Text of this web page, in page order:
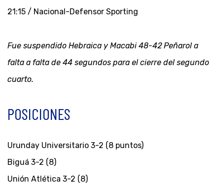
21:15 / Nacional-Defensor Sporting
Fue suspendido Hebraica y Macabi 48-42 Peñarol a
falta a falta de 44 segundos para el cierre del segundo
cuarto.
POSICIONES
Urunday Universitario 3-2 (8 puntos)
Biguá 3-2 (8)
Unión Atlética 3-2 (8)